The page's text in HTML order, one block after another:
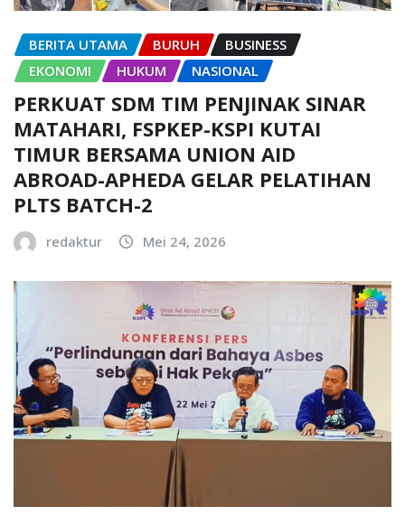
BERITA UTAMA BURUH
BUSINESS
EKONOMI
HUKUM NASIONAL
PERKUAT SDM TIM PENJINAK SINAR
MATAHARI, FSPKEP-KSPI KUTAI
TIMUR BERSAMA UNION AID
ABROAD-APHEDA GELAR PELATIHAN
PLTS BATCH-2
redaktur Mei 24, 2026